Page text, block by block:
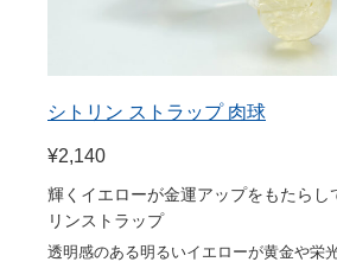
シトリン ストラップ 肉球
¥2,140
輝くイエローが金運アップをもたらし
リンストラップ
透明感のある明るいイエローが黄金や栄